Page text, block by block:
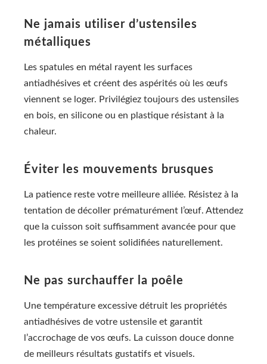
Ne jamais utiliser d’ustensiles
métalliques
Les spatules en métal rayent les surfaces
antiadhésives et créent des aspérités où les œufs
viennent se loger. Privilégiez toujours des ustensiles
en bois, en silicone ou en plastique résistant à la
chaleur.
Éviter les mouvements brusques
La patience reste votre meilleure alliée. Résistez à la
tentation de décoller prématurément l’œuf. Attendez
que la cuisson soit suffisamment avancée pour que
les protéines se soient solidifiées naturellement.
Ne pas surchauffer la poêle
Une température excessive détruit les propriétés
antiadhésives de votre ustensile et garantit
l’accrochage de vos œufs. La cuisson douce donne
de meilleurs résultats gustatifs et visuels.